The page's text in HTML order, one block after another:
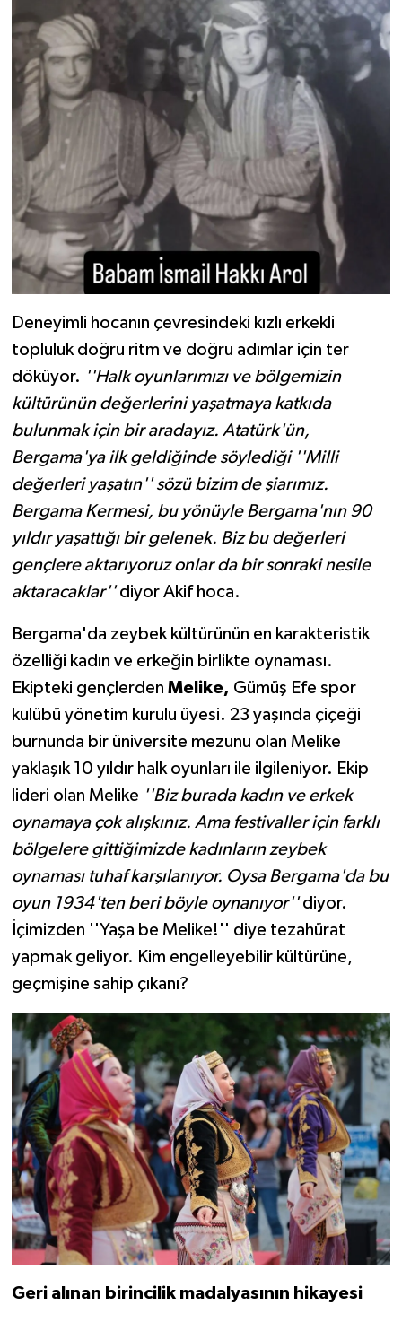
Deneyimli hocanın çevresindeki kızlı erkekli
topluluk doğru ritm ve doğru adımlar için ter
döküyor. ''Halk oyunlarımızı ve bölgemizin
kültürünün değerlerini yaşatmaya katkıda
bulunmak için bir aradayız. Atatürk'ün,
Bergama'ya ilk geldiğinde söylediği ''Milli
değerleri yaşatın'' sözü bizim de şiarımız.
Bergama Kermesi, bu yönüyle Bergama'nın 90
yıldır yaşattığı bir gelenek. Biz bu değerleri
gençlere aktarıyoruz onlar da bir sonraki nesile
aktaracaklar''diyor Akif hoca.
Bergama'da zeybek kültürünün en karakteristik
özelliği kadın ve erkeğin birlikte oynaması.
Ekipteki gençlerden Melike, Gümüş Efe spor
kulübü yönetim kurulu üyesi. 23 yaşında çiçeği
burnunda bir üniversite mezunu olan Melike
yaklaşık 10 yıldır halk oyunları ile ilgileniyor. Ekip
lideri olan Melike ''Biz burada kadın ve erkek
oynamaya çok alışkınız. Ama festivaller için farklı
bölgelere gittiğimizde kadınların zeybek
oynaması tuhaf karşılanıyor. Oysa Bergama'da bu
oyun 1934'ten beri böyle oynanıyor''diyor.
İçimizden ''Yaşa be Melike!'' diye tezahürat
yapmak geliyor. Kim engelleyebilir kültürüne,
geçmişine sahip çıkanı?
Geri alınan birincilik madalyasının hikayesi